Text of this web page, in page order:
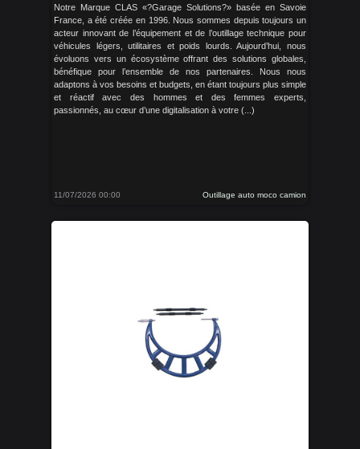
Notre Marque CLAS «?Garage Solutions?» basée en Savoie
France, a été créée en 1996. Nous sommes depuis toujours un
acteur innovant de l’équipement et de l’outillage technique pour
véhicules légers, utilitaires et poids lourds. Aujourd’hui, nous
évoluons vers un écosystème offrant des solutions globales,
bénéfique pour l’ensemble de nos partenaires. Nous nous
adaptons à vos besoins et budgets, en étant toujours plus simple
et réactif avec des hommes et des femmes experts,
passionnés, au cœur d’une digitalisation à votre (...)
11/07/2026 00:00 Outillage auto moco camion